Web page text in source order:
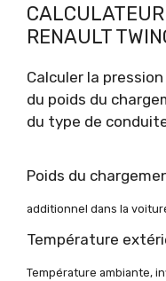
RENAULT
Calculer la
du poids du
du type de
Poids du
additionnel dans la
Température
Température ambiante,